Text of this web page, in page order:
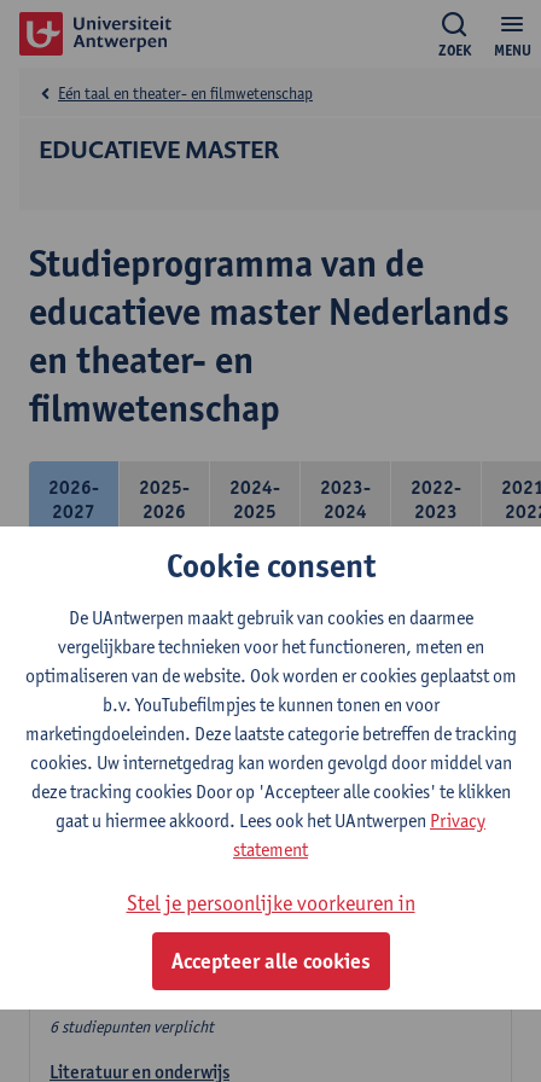
MENU
ZOEK
EDUCATIEVE MASTER
Eén taal en theater- en filmwetenschap
Studieprogramma van de
educatieve master Nederlands
en theater- en
filmwetenschap
2026-
2027
2025-
2026
2024-
2025
2023-
2024
2022-
2023
- Optie A : je kiest twee vakdidactieken
- Optie B: je kiest één vakdidactiek en een profilering
In de domeincomponent neem je 60 studiepunten op:
- 1 verplicht algemeen opleidingsonderdeel van 6 studiepunten,
- 24 of 30 studiepunten Nederlands en telkens minimum 6
studiepunten per deeldomein,
- 24 of 30 studiepunten theater- en filmwetenschap.
Verplicht algemeen opleidingsonderdeel
Deze 6 verplichte studiepunten tellen mee in de
domeincomponent van een van de gekozen talen.
Verplicht algemeen opleidingsonderdeel
6 studiepunten verplicht
Literatuur en onderwijs
Cookie consent
De UAntwerpen maakt gebruik van cookies en daarmee
vergelijkbare technieken voor het functioneren, meten en
optimaliseren van de website. Ook worden er cookies geplaatst om
b.v. YouTubefilmpjes te kunnen tonen en voor
marketingdoeleinden. Deze laatste categorie betreffen de tracking
cookies. Uw internetgedrag kan worden gevolgd door middel van
deze tracking cookies Door op 'Accepteer alle cookies' te klikken
gaat u hiermee akkoord. Lees ook het UAntwerpen Privacy
statement
Stel je persoonlijke voorkeuren in
Accepteer alle cookies